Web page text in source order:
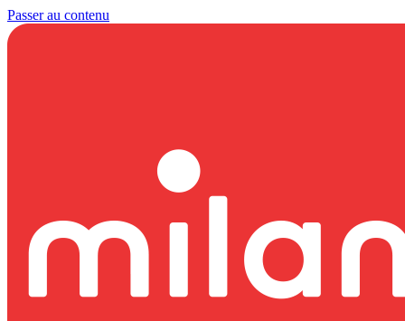
Passer au contenu